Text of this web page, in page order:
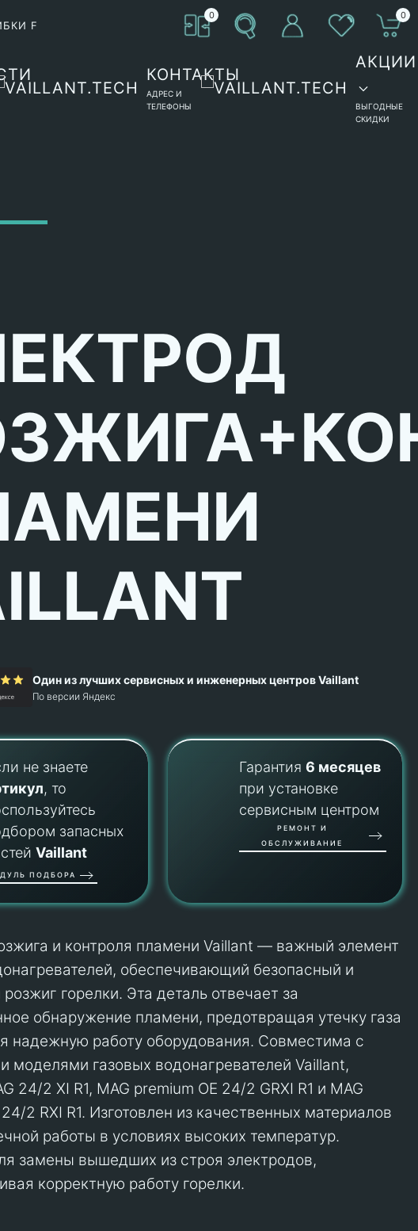
F
0 0
КОНТАКТЫ
АДРЕС И
ТЕЛЕФОНЫ
АКЦИИ
ВЫГОДНЫЕ
СКИДКИ
Один из лучших сервисных и инженерных центров Vaillant
По версии Яндекс
не знаете
, то
запасных
Vaillant
ПОДБОРА
Гарантия6 месяцев
при установке
сервисным центром
РЕМОНТ И
ОБСЛУЖИВАНИЕ
и контроля пламени Vaillant — важный элемент
обеспечивающий безопасный и
горелки. Эта деталь отвечает за
обнаружение пламени, предотвращая утечку газа
надежную работу оборудования. Совместима с
моделями газовых водонагревателей Vaillant,
24/2 XI R1, MAG premium OE 24/2 GRXI R1 и MAG
2 RXI R1. Изготовлен из качественных материалов
работы в условиях высоких температур.
замены вышедших из строя электродов,
корректную работу горелки.